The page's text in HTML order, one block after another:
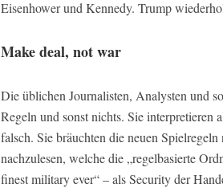
Eisenhower und Kennedy. Trump
Make deal, not war
Die üblichen Journalisten, Analysten und
Regeln und sonst nichts. Sie interpretieren
falsch. Sie bräuchten die neuen
nachzulesen, welche die „regelbasierte
finest military ever“ – als Security der